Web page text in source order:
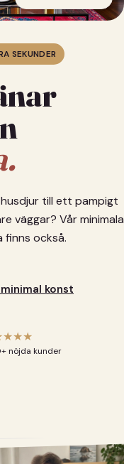
SEKUNDER
till ett pampigt
väggar? Vår minimala
finns också.
konst
nöjda kunder